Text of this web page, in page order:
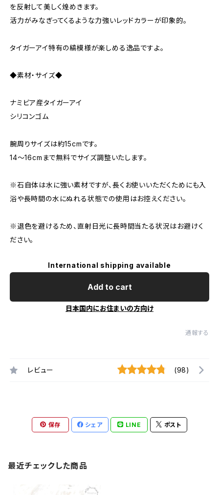
を反射して美しく煌めきます。
活力がみなぎってくるような力強いレッドカラーが印象的。
タイガーアイ特有の縞模様が楽しめる逸品ですよ。
◆素材・サイズ◆
ナミビア産タイガーアイ
シリコンゴム
腕周りサイズは約15cmです。
14～16cmまで無料でサイズ調整いたします。
※石自体は水に強い素材ですが、長くお使いいただくためにも入
浴や長時間の水にぬれる状態での使用はお控えください。
※退色を避けるため、直射日光に長時間当たる状況はお避けく
ださい。
International shipping available
Add to cart
日本国内にお住まいの方向け
通報する
レビュー (98)
保存 シェア LINE ポスト
最近チェックした商品